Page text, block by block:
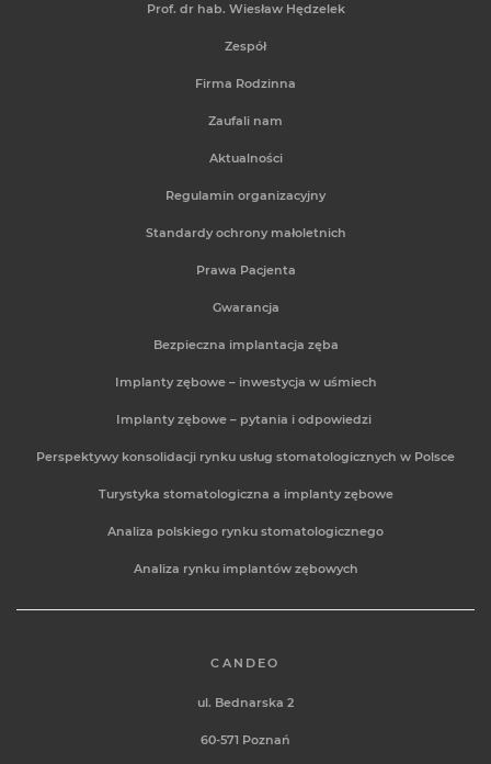
Prof. dr hab. Wiesław Hędzelek
Zespół
Firma Rodzinna
Zaufali nam
Aktualności
Regulamin organizacyjny
Standardy ochrony małoletnich
Prawa Pacjenta
Gwarancja
Bezpieczna implantacja zęba
Implanty zębowe – inwestycja w uśmiech
Implanty zębowe – pytania i odpowiedzi
Perspektywy konsolidacji rynku usług stomatologicznych w Polsce
Turystyka stomatologiczna a implanty zębowe
Analiza polskiego rynku stomatologicznego
Analiza rynku implantów zębowych
CANDEO
ul. Bednarska 2
60-571 Poznań